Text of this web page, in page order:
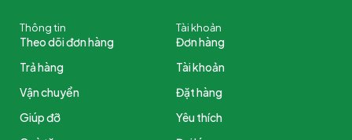
Thông tin
Theo dõi đơn hàng
Trả hàng
Vận chuyển
Giúp đỡ
Tài khoản
Đơn hàng
Tài khoản
Đặt hàng
Yêu thích